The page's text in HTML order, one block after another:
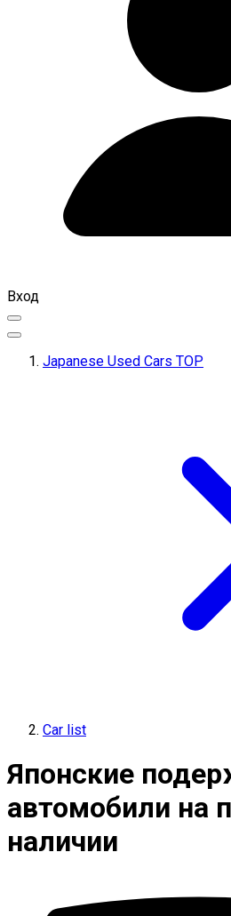
Вход
Japanese Used Cars TOP
Car list
Японские
автомобили на
наличии